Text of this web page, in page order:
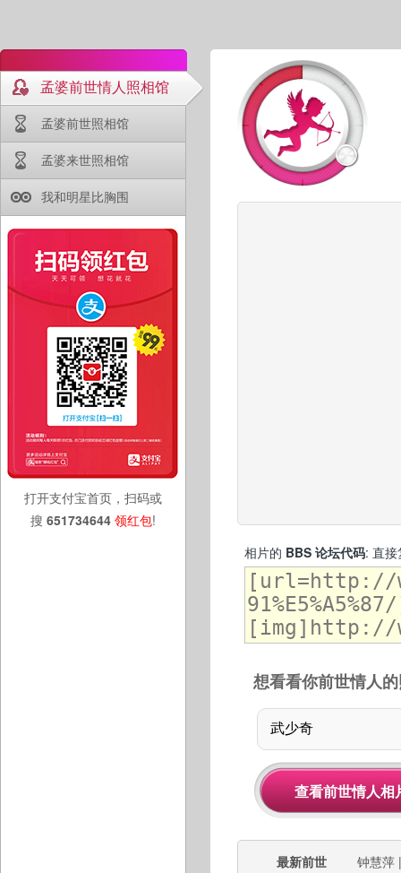
孟婆前世情人照相馆
孟婆前世照相馆
孟婆来世照相馆
我和明星比胸围
打开支付宝首页，扫码或
搜 651734644 领红包!
相片的 BBS 论坛代码: 直接
想看看你前世情人
最新前世
钟慧萍